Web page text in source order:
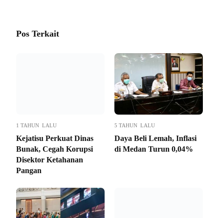
Pos Terkait
1 TAHUN LALU
Kejatisu Perkuat Dinas
Bunak, Cegah Korupsi
Disektor Ketahanan
Pangan
5 TAHUN LALU
Daya Beli Lemah, Inflasi
di Medan Turun 0,04%